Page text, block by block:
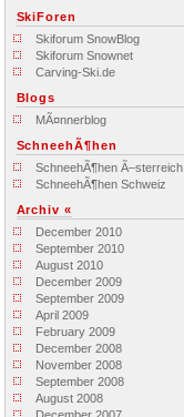
SkiForen
Skiforum SnowBlog
Skiforum Snownet
Carving-Ski.de
Blogs
MÃ¤nnerblog
SchneehÃ¶hen
SchneehÃ¶hen Ã–sterreich
SchneehÃ¶hen Schweiz
Archiv «
December 2010
September 2010
August 2010
December 2009
September 2009
April 2009
February 2009
December 2008
November 2008
September 2008
August 2008